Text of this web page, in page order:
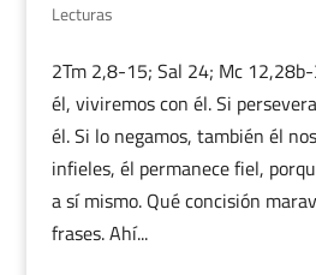
Lecturas
2Tm 2,8-15; Sal 24; Mc
él, viviremos con él. Si
él. Si lo negamos, también él
infieles, él permanece fiel,
a sí mismo. Qué concisión
frases. Ahí...